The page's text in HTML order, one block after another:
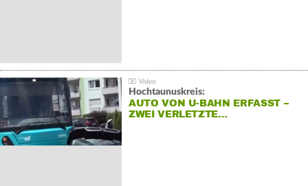
Hochtaunuskreis:
AUTO VON U-BAHN ERFASST –
ZWEI VERLETZTE…